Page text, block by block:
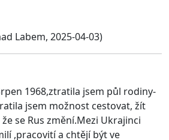
Labem, 2025-04-03)
1968,ztratila jsem půl rodiny-
jsem možnost cestovat, žít
se Rus změní.Mezi Ukrajinci
,pracovití a chtějí být ve